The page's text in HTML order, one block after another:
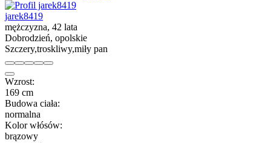
jarek8419
mężczyzna, 42 lata
Dobrodzień, opolskie
Szczery,troskliwy,miły pan
Wzrost:
169 cm
Budowa ciała:
normalna
Kolor włósów:
brązowy